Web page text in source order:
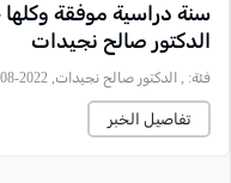
سنة دراسية موفقة وكلها
الدكتور صالح نجيدات
فئة: , الدكتور صالح نجيدات, 2022-08-28 08:05:28
تفاصيل الخبر